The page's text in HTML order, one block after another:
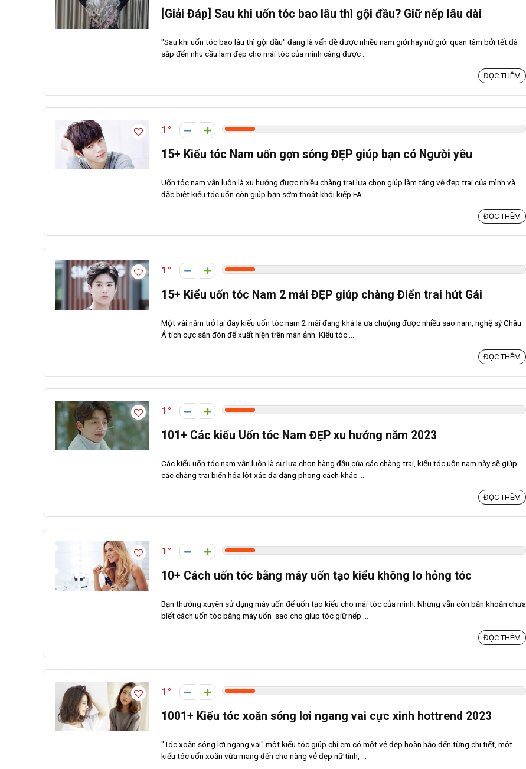
[Giải Đáp] Sau khi uốn tóc bao lâu thì gội đầu? Giữ nếp lâu dài
"Sau khi uốn tóc bao lâu thì gội đầu" đang là vấn đề được nhiều nam giới hay nữ giới quan tâm bởi tết đã
sắp đến nhu cầu làm đẹp cho mái tóc của mình càng được ...
ĐỌC THÊM
1
15+ Kiểu tóc Nam uốn gợn sóng ĐẸP giúp bạn có Người yêu
Uốn tóc nam vẫn luôn là xu hướng được nhiều chàng trai lựa chọn giúp làm tăng vẻ đẹp trai của mình và
đặc biệt kiểu tóc uốn còn giúp bạn sớm thoát khỏi kiếp FA ...
ĐỌC THÊM
1
15+ Kiểu uốn tóc Nam 2 mái ĐẸP giúp chàng Điển trai hút Gái
Một vài năm trở lại đây kiểu uốn tóc nam 2 mái đang khá là ưa chuộng được nhiều sao nam, nghệ sỹ Châu
Á tích cực săn đón để xuất hiện trên màn ảnh. Kiểu tóc ...
ĐỌC THÊM
1
101+ Các kiểu Uốn tóc Nam ĐẸP xu hướng năm 2023
Các kiểu uốn tóc nam vẫn luôn là sự lựa chọn hàng đầu của các chàng trai, kiểu tóc uốn nam này sẽ giúp
các chàng trai biến hóa lột xác đa dạng phong cách khác ...
ĐỌC THÊM
1
10+ Cách uốn tóc bằng máy uốn tạo kiểu không lo hỏng tóc
Bạn thường xuyên sử dụng máy uốn để uốn tạo kiểu cho mái tóc của mình. Nhưng vẫn còn băn khoăn chưa
biết cách uốn tóc bằng máy uốn sao cho giúp tóc giữ nếp ...
ĐỌC THÊM
1
1001+ Kiểu tóc xoăn sóng lơi ngang vai cực xinh hottrend 2023
"Tóc xoăn sóng lơi ngang vai" một kiểu tóc giúp chị em có một vẻ đẹp hoàn hảo đến từng chi tiết, một
kiểu tóc uốn xoăn vừa mang đến cho nàng vẻ đẹp nữ tính, ...